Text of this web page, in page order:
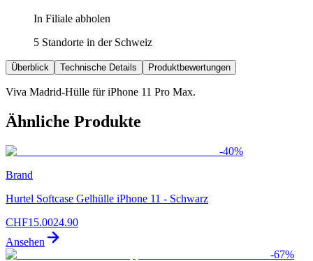
In Filiale abholen
5 Standorte in der Schweiz
Überblick Technische Details Produktbewertungen
Viva Madrid-Hülle für iPhone 11 Pro Max.
Ähnliche Produkte
-40%
Brand
Hurtel Softcase Gelhülle iPhone 11 - Schwarz
CHF15.0024.90
Ansehen
-67%